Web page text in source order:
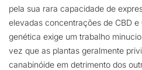
pela sua rara capacidade de
elevadas concentrações de CBD e
genética exige um trabalho
vez que as plantas geralmente
canabinóide em detrimento dos